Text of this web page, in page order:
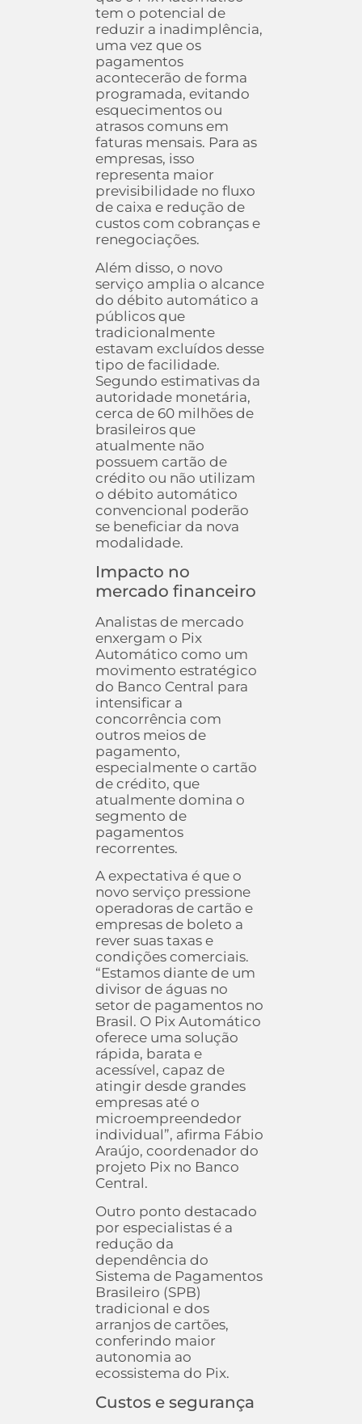
tem o potencial de
reduzir a inadimplência,
uma vez que os
pagamentos
acontecerão de forma
programada, evitando
esquecimentos ou
atrasos comuns em
faturas mensais. Para as
empresas, isso
representa maior
previsibilidade no fluxo
de caixa e redução de
custos com cobranças e
renegociações.
Além disso, o novo
serviço amplia o alcance
do débito automático a
públicos que
tradicionalmente
estavam excluídos desse
tipo de facilidade.
Segundo estimativas da
autoridade monetária,
cerca de 60 milhões de
brasileiros que
atualmente não
possuem cartão de
crédito ou não utilizam
o débito automático
convencional poderão
se beneficiar da nova
modalidade.
Impacto no
mercado financeiro
Analistas de mercado
enxergam o Pix
Automático como um
movimento estratégico
do Banco Central para
intensificar a
concorrência com
outros meios de
pagamento,
especialmente o cartão
de crédito, que
atualmente domina o
segmento de
pagamentos
recorrentes.
A expectativa é que o
novo serviço pressione
operadoras de cartão e
empresas de boleto a
rever suas taxas e
condições comerciais.
“Estamos diante de um
divisor de águas no
setor de pagamentos no
Brasil. O Pix Automático
oferece uma solução
rápida, barata e
acessível, capaz de
atingir desde grandes
empresas até o
microempreendedor
individual”, afirma Fábio
Araújo, coordenador do
projeto Pix no Banco
Central.
Outro ponto destacado
por especialistas é a
redução da
dependência do
Sistema de Pagamentos
Brasileiro (SPB)
tradicional e dos
arranjos de cartões,
conferindo maior
autonomia ao
ecossistema do Pix.
Custos e segurança